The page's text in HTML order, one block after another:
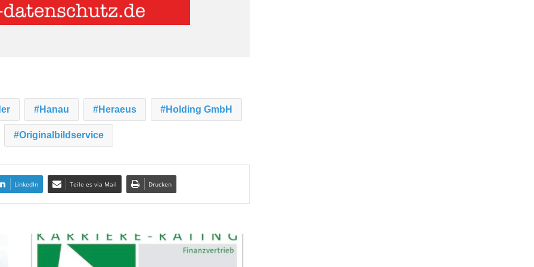
Hanau Heraeus Holding GmbH
Originalbildservice
LinkedIn Teile es via Mail Drucken